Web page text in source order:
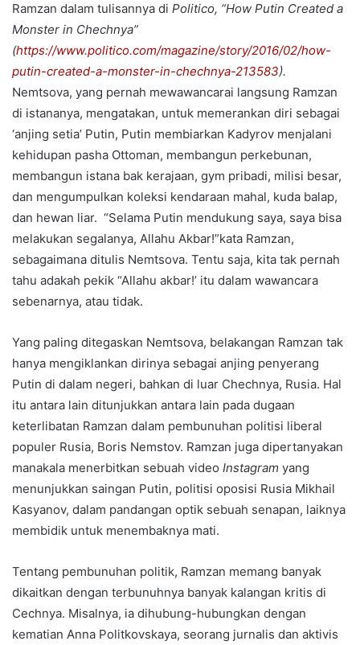
Ramzan dalam tulisannya di Politico, “How Putin Created a
Monster in Chechnya”
(https://www.politico.com/magazine/story/2016/02/how-
putin-created-a-monster-in-chechnya-213583).
Nemtsova, yang pernah mewawancarai langsung Ramzan
di istananya, mengatakan, untuk memerankan diri sebagai
‘anjing setia’ Putin, Putin membiarkan Kadyrov menjalani
kehidupan pasha Ottoman, membangun perkebunan,
membangun istana bak kerajaan, gym pribadi, milisi besar,
dan mengumpulkan koleksi kendaraan mahal, kuda balap,
dan hewan liar. “Selama Putin mendukung saya, saya bisa
melakukan segalanya, Allahu Akbar!”kata Ramzan,
sebagaimana ditulis Nemtsova. Tentu saja, kita tak pernah
tahu adakah pekik “Allahu akbar!’ itu dalam wawancara
sebenarnya, atau tidak.
Yang paling ditegaskan Nemtsova, belakangan Ramzan tak
hanya mengiklankan dirinya sebagai anjing penyerang
Putin di dalam negeri, bahkan di luar Chechnya, Rusia. Hal
itu antara lain ditunjukkan antara lain pada dugaan
keterlibatan Ramzan dalam pembunuhan politisi liberal
populer Rusia, Boris Nemstov. Ramzan juga dipertanyakan
manakala menerbitkan sebuah video Instagram yang
menunjukkan saingan Putin, politisi oposisi Rusia Mikhail
Kasyanov, dalam pandangan optik sebuah senapan, laiknya
membidik untuk menembaknya mati.
Tentang pembunuhan politik, Ramzan memang banyak
dikaitkan dengan terbunuhnya banyak kalangan kritis di
Cechnya. Misalnya, ia dihubung-hubungkan dengan
kematian Anna Politkovskaya, seorang jurnalis dan aktivis